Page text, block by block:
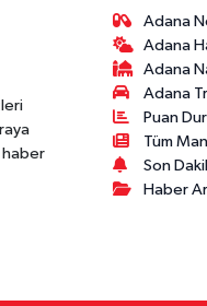
haber
Adana
Adana
Adana
Adana
Puan
Tüm
Son
Haber